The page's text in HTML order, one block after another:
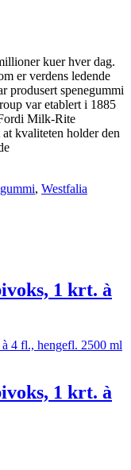
kuer hver dag.
er verdens ledende
produsert spenegummi
var etablert i 1885
Milk-Rite
kvaliteten holder den
, Westfalia
1 krt. à
1 krt. à